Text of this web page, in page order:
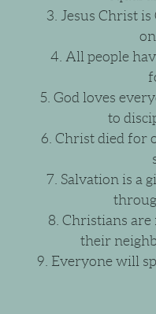
3. Jesus Christ
4. All people
5. God loves
to
6. Christ died for
7. Salvation is a
8. Christians are
their
9. Everyone will